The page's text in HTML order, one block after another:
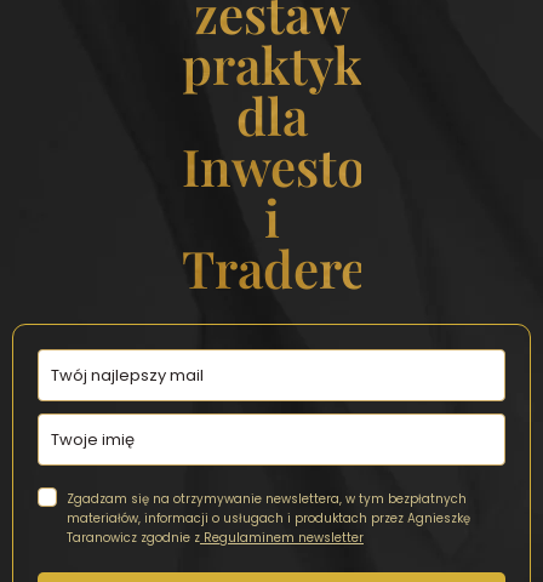
zestaw
praktyk
dla
Inwestorek
i
Traderek
Zgadzam się na otrzymywanie newslettera, w tym bezpłatnych
materiałów, informacji o usługach i produktach przez Agnieszkę
Taranowicz zgodnie z Regulaminem newsletter